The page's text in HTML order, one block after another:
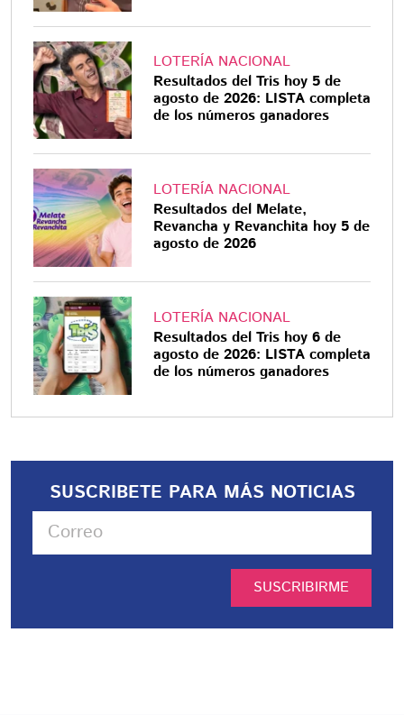
LOTERÍA NACIONAL
Resultados del Tris hoy 5 de
agosto de 2026: LISTA completa
de los números ganadores
LOTERÍA NACIONAL
Resultados del Melate,
Revancha y Revanchita hoy 5 de
agosto de 2026
LOTERÍA NACIONAL
Resultados del Tris hoy 6 de
agosto de 2026: LISTA completa
de los números ganadores
SUSCRIBETE PARA MÁS NOTICIAS
SUSCRIBIRME